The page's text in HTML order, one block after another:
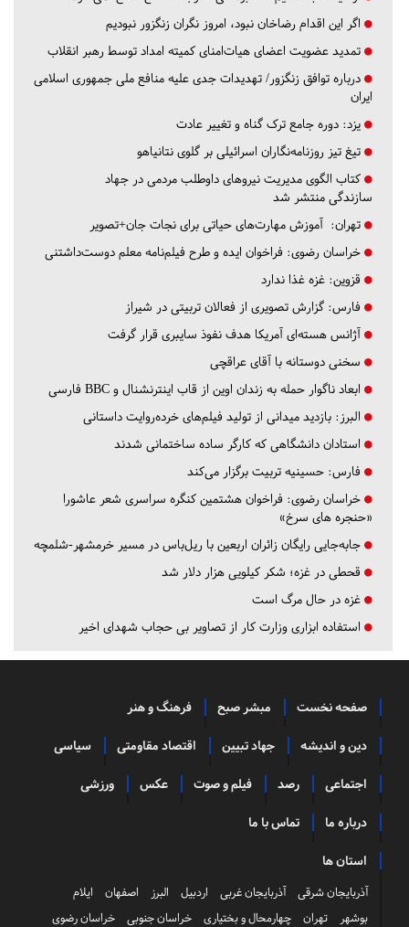
اگر این اقدام رضاخان نبود، امروز نگران زنگزور نبودیم
تمدید عضویت اعضای هیات‌امنای کمیته امداد توسط رهبر انقلاب
درباره توافق زنگزور/ تهدیدات جدی علیه منافع ملی جمهوری اسلامی
ایران
یزد: دوره جامع ترک گناه و تغییر عادت
تیغ تیز روزنامه‌نگاران اسرائیلی بر گلوی نتانیاهو
کتاب الگوی مدیریت نیروهای داوطلب مردمی در جهاد
سازندگی منتشر شد
تهران: آموزش مهارت‌های حیاتی برای نجات جان+تصویر
خراسان رضوی: فراخوان ایده و طرح فیلم‌نامه معلم دوست‌داشتنی
قزوین: غزه غذا ندارد
فارس: گزارش تصویری از فعالان تربیتی در شیراز
آژانس هسته‌ای آمریکا هدف نفوذ سایبری قرار گرفت
سخنی دوستانه با آقای عراقچی
ابعاد ناگوار حمله به زندان اوین از قاب اینترنشنال و BBC فارسی
البرز: بازدید میدانی از تولید فیلم‌های خرده‌روایت داستانی
استادان دانشگاهی که کارگر ساده ساختمانی شدند
فارس: حسینیه تربیت برگزار می‌کند
خراسان رضوی: فراخوان هشتمین کنگره سراسری شعر عاشورا
«حنجره های سرخ»
جابه‌جایی رایگان زائران اربعین با ریل‌باس در مسیر خرمشهر-شلمچه
قحطی در غزه؛ شکر کیلویی هزار دلار شد
غزه در حال مرگ است
استفاده ابزاری وزارت کار از تصاویر بی حجاب شهدای اخیر
صفحه نخست مبشر صبح فرهنگ و هنر
دین و اندیشه جهاد تبیین اقتصاد مقاومتی سیاسی
اجتماعی رصد فیلم و صوت عکس ورزشی
درباره ما تماس با ما
استان ها
آذربایجان شرقی آذربایجان غربی اردبیل البرز اصفهان
ایلام
بوشهر
تهران چهارمحال و بختیاری خراسان جنوبی خراسان رضوی